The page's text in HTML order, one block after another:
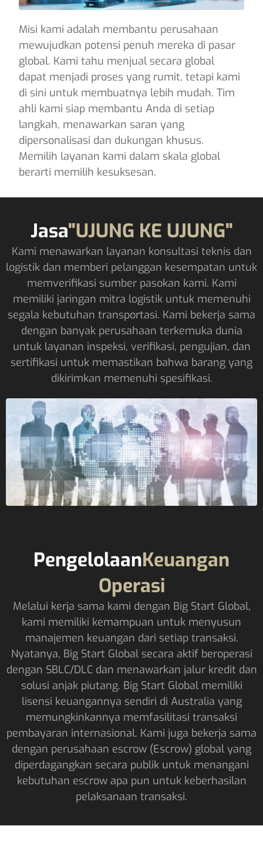
Misi kami adalah membantu perusahaan
mewujudkan potensi penuh mereka di pasar
global. Kami tahu menjual secara global
dapat menjadi proses yang rumit, tetapi kami
di sini untuk membuatnya lebih mudah. Tim
ahli kami siap membantu Anda di setiap
langkah, menawarkan saran yang
dipersonalisasi dan dukungan khusus.
Memilih layanan kami dalam skala global
berarti memilih kesuksesan.
Jasa"UJUNG KE UJUNG"
Kami menawarkan layanan konsultasi teknis dan
logistik dan memberi pelanggan kesempatan untuk
memverifikasi sumber pasokan kami. Kami
memiliki jaringan mitra logistik untuk memenuhi
segala kebutuhan transportasi. Kami bekerja sama
dengan banyak perusahaan terkemuka dunia
untuk layanan inspeksi, verifikasi, pengujian, dan
sertifikasi untuk memastikan bahwa barang yang
dikirimkan memenuhi spesifikasi.
PengelolaanKeuangan
Operasi
Melalui kerja sama kami dengan Big Start Global,
kami memiliki kemampuan untuk menyusun
manajemen keuangan dari setiap transaksi.
Nyatanya, Big Start Global secara aktif beroperasi
dengan SBLC/DLC dan menawarkan jalur kredit dan
solusi anjak piutang. Big Start Global memiliki
lisensi keuangannya sendiri di Australia yang
memungkinkannya memfasilitasi transaksi
pembayaran internasional. Kami juga bekerja sama
dengan perusahaan escrow (Escrow) global yang
diperdagangkan secara publik untuk menangani
kebutuhan escrow apa pun untuk keberhasilan
pelaksanaan transaksi.